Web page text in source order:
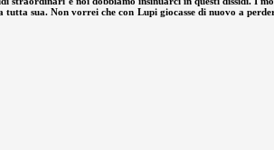
sua. Non vorrei che con Lupi giocasse di nuovo a